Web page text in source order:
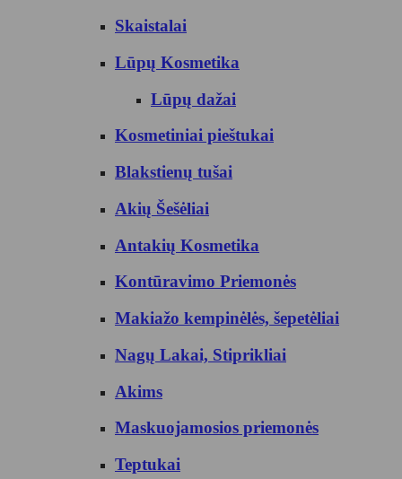
Skaistalai
Lūpų Kosmetika
Lūpų dažai
Kosmetiniai pieštukai
Blakstienų tušai
Akių Šešėliai
Antakių Kosmetika
Kontūravimo Priemonės
Makiažo kempinėlės, šepetėliai
Nagų Lakai, Stiprikliai
Akims
Maskuojamosios priemonės
Teptukai